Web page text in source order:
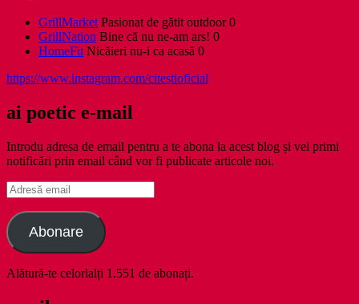
GrillMarketPasionat de gătit outdoor 0
GrillNation Bine că nu ne-am ars! 0
HomeFitNicăieri nu-i ca acasă 0
https://www.instagram.com/citestioficial
ai poetic e-mail
Introdu adresa de email pentru a te abona la acest blog și vei primi
notificări prin email când vor fi publicate articole noi.
Adresă
email
Abonare
Alătură-te celorlalți 1.551 de abonați.